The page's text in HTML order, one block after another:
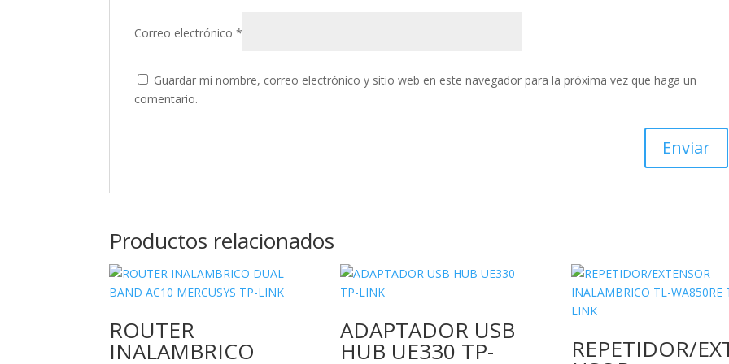
Correo electrónico*
Guardar mi nombre, correo electrónico y sitio web en este navegador para la próxima vez que haga un
comentario.
Productos relacionados
ROUTER
INALAMBRICO
ADAPTADOR USB
HUB UE330 TP- REPETIDOR/